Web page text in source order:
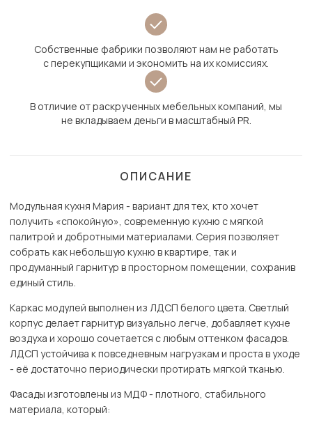
Собственные фабрики позволяют нам не работать
с перекупщиками и экономить на их комиссиях.
В отличие от раскрученных мебельных компаний, мы
не вкладываем деньги в масштабный PR.
ОПИСАНИЕ
Модульная кухня Мария - вариант для тех, кто хочет
получить «спокойную», современную кухню с мягкой
палитрой и добротными материалами. Серия позволяет
собрать как небольшую кухню в квартире, так и
продуманный гарнитур в просторном помещении, сохранив
единый стиль.
Каркас модулей выполнен из ЛДСП белого цвета. Светлый
корпус делает гарнитур визуально легче, добавляет кухне
воздуха и хорошо сочетается с любым оттенком фасадов.
ЛДСП устойчива к повседневным нагрузкам и проста в уходе
- её достаточно периодически протирать мягкой тканью.
Фасады изготовлены из МДФ - плотного, стабильного
материала, который: